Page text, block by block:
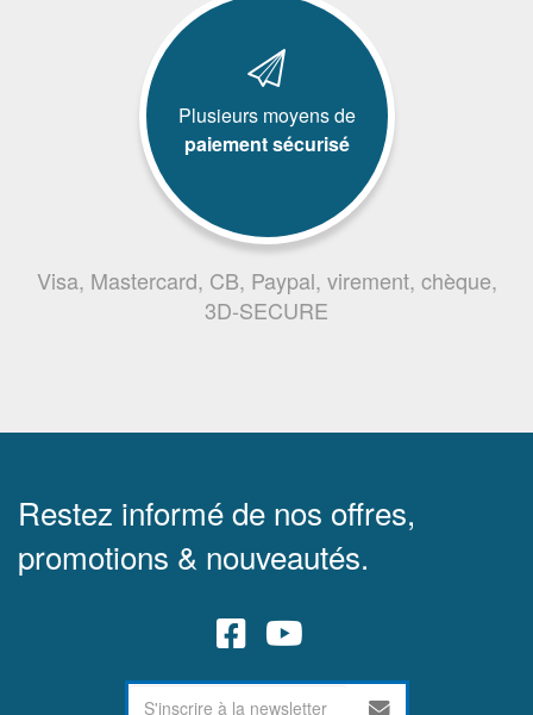
Plusieurs moyens de
paiement sécurisé
Visa, Mastercard, CB, Paypal, virement, chèque,
3D-SECURE
Restez informé de nos offres,
promotions & nouveautés.